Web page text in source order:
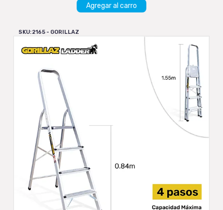
Agregar al carro
SKU: 2165 - GORILLAZ